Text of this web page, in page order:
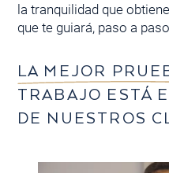
la tranquilidad que
que te guiará, paso a
LA MEJOR
TRABAJO ESTÁ
DE NUESTROS